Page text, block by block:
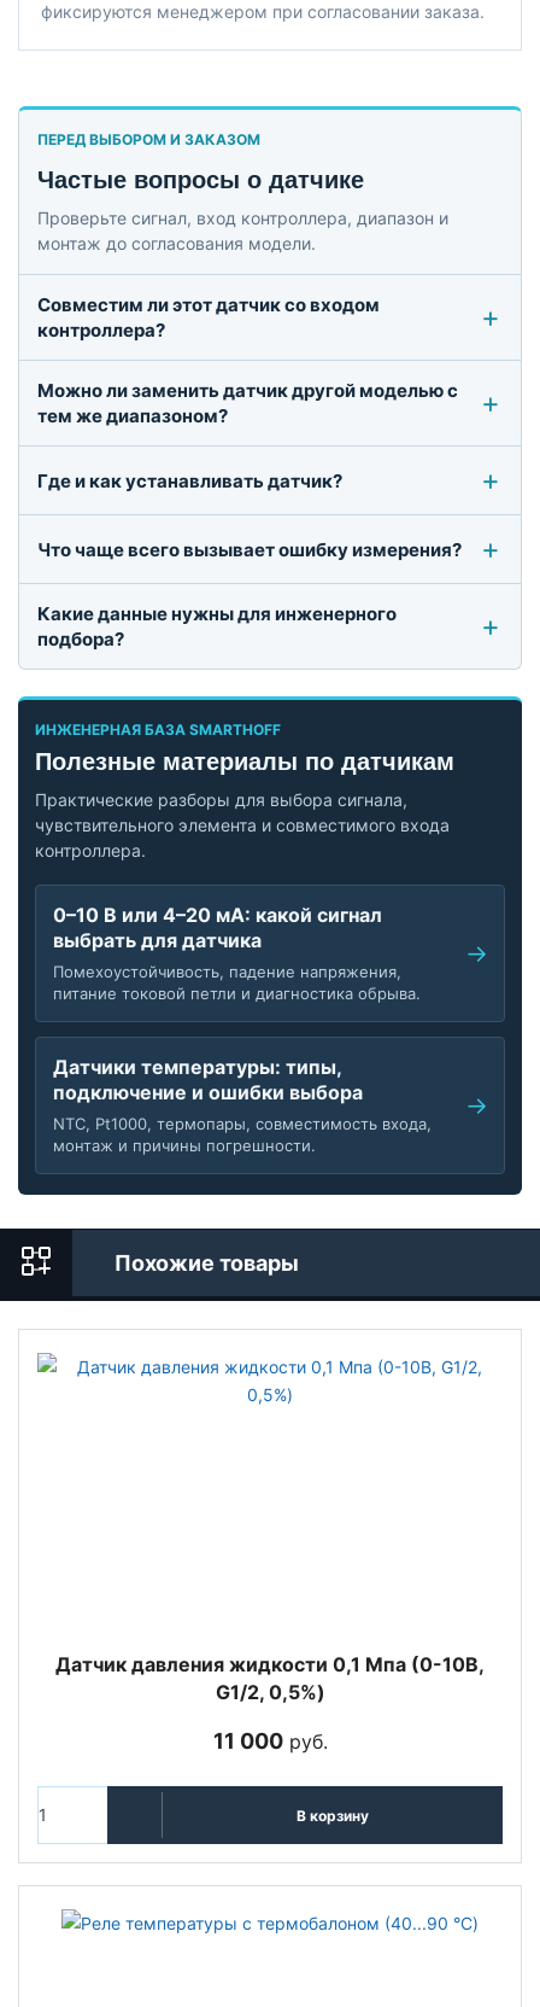
фиксируются менеджером при согласовании заказа.
ПЕРЕД ВЫБОРОМ И ЗАКАЗОМ
Частые вопросы о датчике
Проверьте сигнал, вход контроллера, диапазон и
монтаж до согласования модели.
Совместим ли этот датчик со входом
контроллера?
Можно ли заменить датчик другой моделью с
тем же диапазоном?
Где и как устанавливать датчик?
Что чаще всего вызывает ошибку измерения?
Какие данные нужны для инженерного
подбора?
ИНЖЕНЕРНАЯ БАЗА SMARTHOFF
Полезные материалы по датчикам
Практические разборы для выбора сигнала,
чувствительного элемента и совместимого входа
контроллера.
0–10 В или 4–20 мА: какой сигнал
выбрать для датчика
Помехоустойчивость, падение напряжения,
питание токовой петли и диагностика обрыва.
Датчики температуры: типы,
подключение и ошибки выбора
NTC, Pt1000, термопары, совместимость входа,
монтаж и причины погрешности.
Похожие товары
Датчик давления жидкости 0,1 Мпа (0-10В,
G1/2, 0,5%)
11 000руб.
В корзину